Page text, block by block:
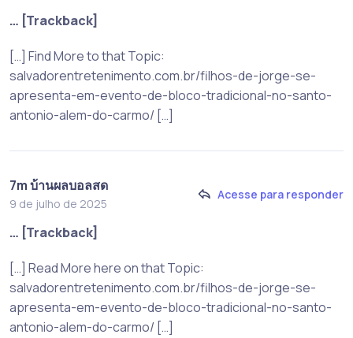
… [Trackback]
[…] Find More to that Topic:
salvadorentretenimento.com.br/filhos-de-jorge-se-
apresenta-em-evento-de-bloco-tradicional-no-santo-
antonio-alem-do-carmo/ […]
7m บ้านผลบอลสด
9 de julho de 2025
Acesse para responder
… [Trackback]
[…] Read More here on that Topic:
salvadorentretenimento.com.br/filhos-de-jorge-se-
apresenta-em-evento-de-bloco-tradicional-no-santo-
antonio-alem-do-carmo/ […]